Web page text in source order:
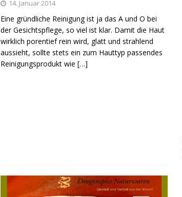
14. Januar 2014
Eine gründliche Reinigung ist ja das A und O bei
der Gesichtspflege, so viel ist klar. Damit die Haut
wirklich porentief rein wird, glatt und strahlend
aussieht, sollte stets ein zum Hauttyp passendes
Reinigungsprodukt wie […]